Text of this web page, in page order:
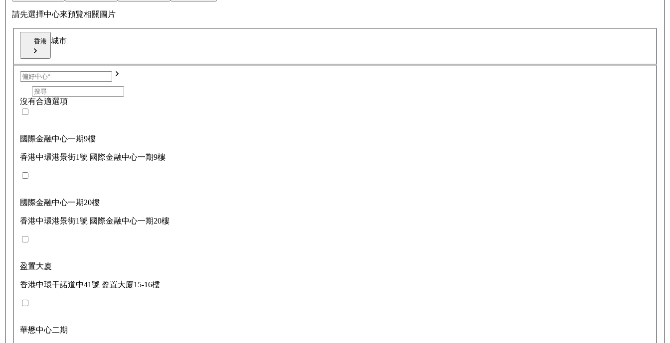
請先選擇中心來預覽相關圖片
香港 城市
沒有合適選項
國際金融中心一期9樓
香港中環港景街1號 國際金融中心一期9樓
國際金融中心一期20樓
香港中環港景街1號 國際金融中心一期20樓
盈置大廈
香港中環干諾道中41號 盈置大廈15-16樓
華懋中心二期